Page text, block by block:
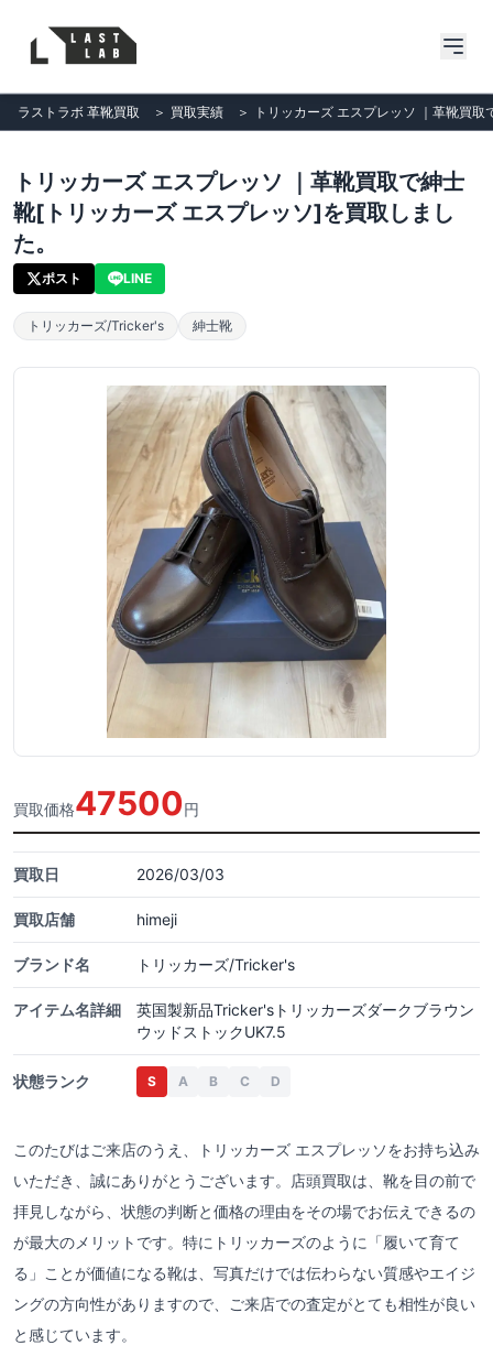
ラストラボ 革靴買取 ＞ 買取実績 ＞ トリッカーズ エスプレッソ ｜革靴買
トリッカーズ エスプレッソ ｜革靴買取で紳士
靴[トリッカーズ エスプレッソ]を買取しまし
た。
ポスト LINE
トリッカーズ/Tricker's 紳士靴
買取価格47500円
買取日 2026/03/03
買取店舗 himeji
ブランド名 トリッカーズ/Tricker's
アイテム名詳細
英国製新品Tricker'sトリッカーズダークブラウン
ウッドストックUK7.5
状態ランク S A B C D
このたびはご来店のうえ、トリッカーズ エスプレッソをお持ち込み
いただき、誠にありがとうございます。店頭買取は、靴を目の前で
拝見しながら、状態の判断と価格の理由をその場でお伝えできるの
が最大のメリットです。特にトリッカーズのように「履いて育て
る」ことが価値になる靴は、写真だけでは伝わらない質感やエイジ
ングの方向性がありますので、ご来店での査定がとても相性が良い
と感じています。